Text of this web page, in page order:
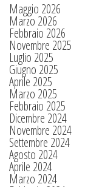
Maggio 2026
Marzo 2026
Febbraio 2026
Novembre 2025
Luglio 2025
Giugno 2025
Aprile 2025
Marzo 2025
Febbraio 2025
Dicembre 2024
Novembre 2024
Settembre 2024
Agosto 2024
Aprile 2024
Marzo 2024